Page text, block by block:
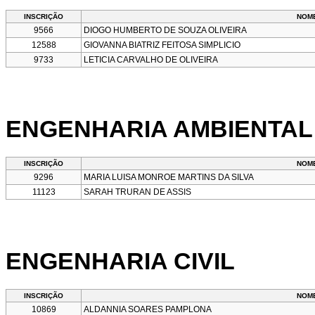
INSCRIÇÃO
9566
DIOGO HUMBERTO DE SOUZA OLIVEIRA
12588
GIOVANNA BIATRIZ FEITOSA SIMPLICIO
9733
LETICIA CARVALHO DE OLIVEIRA
ENGENHARIA AMBIENTAL
INSCRIÇÃO
9296
MARIA LUISA MONROE MARTINS DA SILVA
11123
SARAH TRURAN DE ASSIS
ENGENHARIA CIVIL
INSCRIÇÃO
10869 ALDANNIA SOARES PAMPLONA